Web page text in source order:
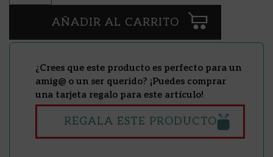
AÑADIR AL CARRITO
¿Crees que este producto es perfecto para un
amig@ o un ser querido? ¡Puedes comprar
una tarjeta regalo para este artículo!
REGALA ESTE PRODUCTO